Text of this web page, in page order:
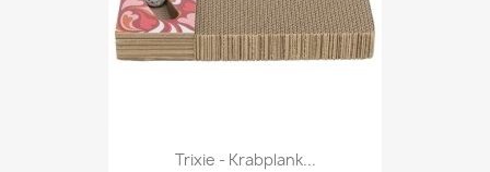
Trixie - Krabplank...